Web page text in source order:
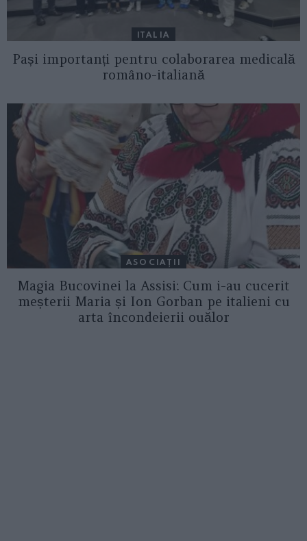
ITALIA
Pași importanți pentru colaborarea medicală
româno-italiană
ASOCIAŢII
Magia Bucovinei la Assisi: Cum i-au cucerit
meșterii Maria și Ion Gorban pe italieni cu
arta încondeierii ouălor